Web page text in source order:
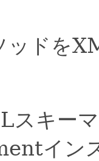
ッドを
スキー
イン